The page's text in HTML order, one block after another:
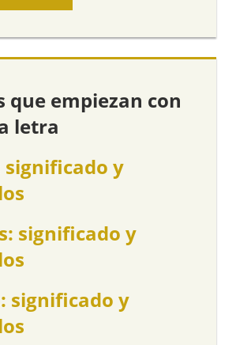
que empiezan con
letra
significado y
significado y
significado y